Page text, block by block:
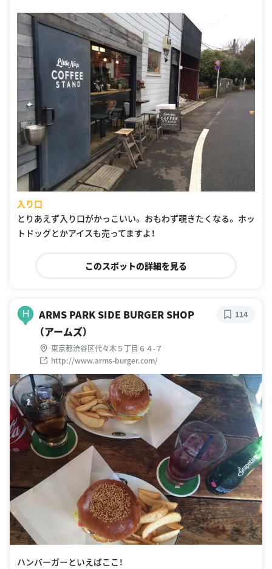
入り口
とりあえず入り口がかっこいい。 おもわず覗きたくなる。 ホッ
トドッグとかアイスも売ってますよ！
このスポットの詳細を見る
H
ARMS PARK SIDE BURGER SHOP
（アームズ）
東京都渋谷区代々木５丁目６４-７
http://www.arms-burger.com/
114
ハンバーガーといえばここ！